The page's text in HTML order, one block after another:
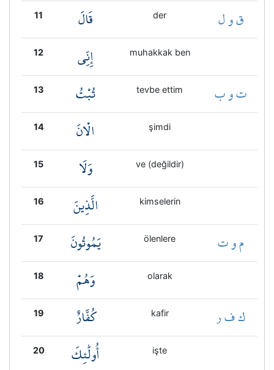
11 قَالَ der ق و ل
12 إِنِّي muhakkak ben
13 تُبْتُ tevbe ettim ت و ب
14 الْانَ şimdi
15 وَلَا ve (değildir)
16 الَّذِينَ kimselerin
17 يَمُوتُونَ ölenlere م و ت
18 وَهُمْ olarak
19 كُفَّارٌ kafir ك ف ر
20 أُولَٰئِكَ işte